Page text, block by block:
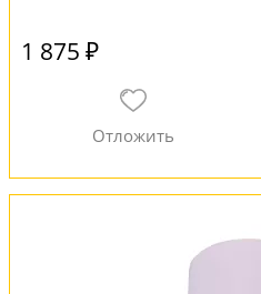
1 875 ₽